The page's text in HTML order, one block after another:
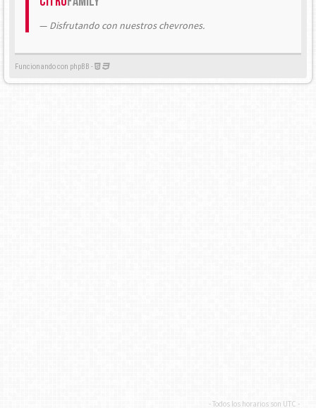
Disfrutando con nuestros chevrones.
Funcionando con phpBB -
- Todos los horarios son UTC -